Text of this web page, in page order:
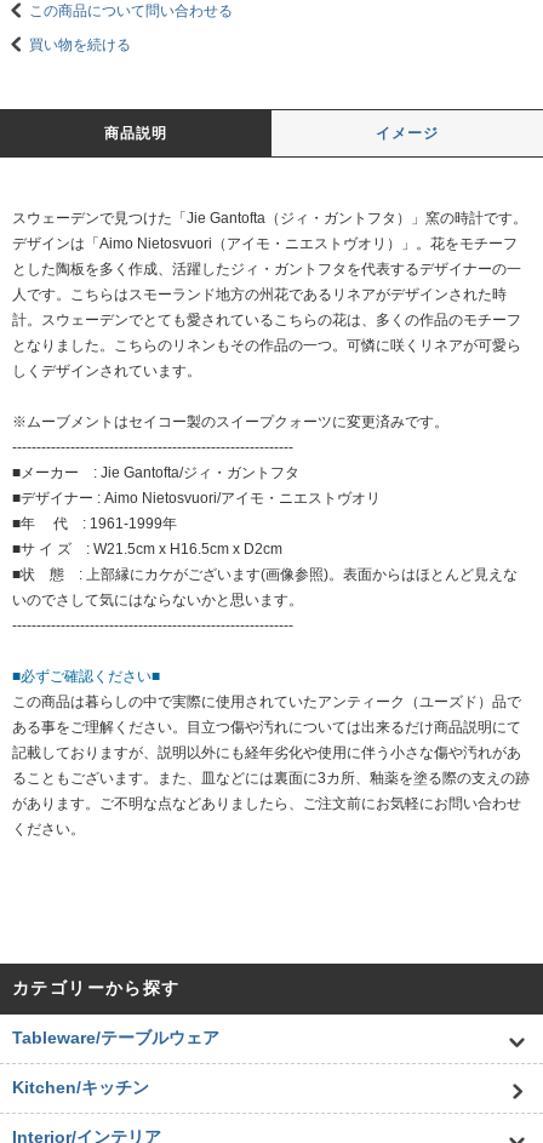
この商品について問い合わせる
買い物を続ける
商品説明 イメージ
スウェーデンで見つけた「Jie Gantofta（ジィ・ガントフタ）」窯の時計です。
デザインは「Aimo Nietosvuori（アイモ・ニエストヴオリ）」。花をモチーフ
とした陶板を多く作成、活躍したジィ・ガントフタを代表するデザイナーの一
人です。こちらはスモーランド地方の州花であるリネアがデザインされた時
計。スウェーデンでとても愛されているこちらの花は、多くの作品のモチーフ
となりました。こちらのリネンもその作品の一つ。可憐に咲くリネアが可愛ら
しくデザインされています。
※ムーブメントはセイコー製のスイープクォーツに変更済みです。
----------------------------------------------------------
■メーカー : Jie Gantofta/ジィ・ガントフタ
■デザイナー : Aimo Nietosvuori/アイモ・ニエストヴオリ
■年 代 : 1961-1999年
■サ イ ズ : W21.5cm x H16.5cm x D2cm
■状 態 : 上部縁にカケがございます(画像参照)。表面からはほとんど見えな
いのでさして気にはならないかと思います。
----------------------------------------------------------
■必ずご確認ください■
この商品は暮らしの中で実際に使用されていたアンティーク（ユーズド）品で
ある事をご理解ください。目立つ傷や汚れについては出来るだけ商品説明にて
記載しておりますが、説明以外にも経年劣化や使用に伴う小さな傷や汚れがあ
ることもございます。また、皿などには裏面に3カ所、釉薬を塗る際の支えの跡
があります。ご不明な点などありましたら、ご注文前にお気軽にお問い合わせ
ください。
カテゴリーから探す
Tableware/テーブルウェア
Kitchen/キッチン
Interior/インテリア